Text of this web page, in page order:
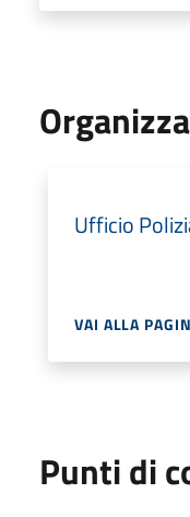
Ufficio
VAI ALLA
Punti di